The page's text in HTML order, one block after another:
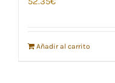
Añadir al carrito